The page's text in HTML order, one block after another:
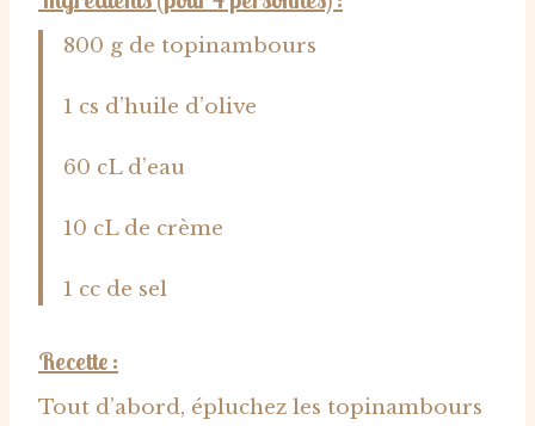
800 g de topinambours
1 cs d’huile d’olive
60 cL d’eau
10 cL de crème
1 cc de sel
Recette :
Tout d’abord, épluchez les topinambours